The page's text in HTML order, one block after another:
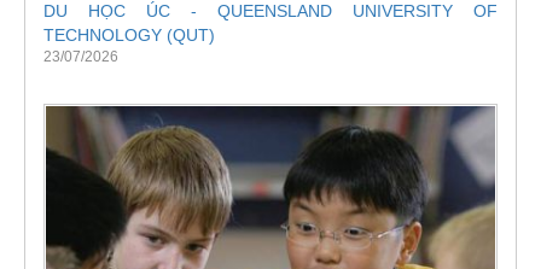
DU HỌC ÚC - QUEENSLAND UNIVERSITY OF
TECHNOLOGY (QUT)
23/07/2026